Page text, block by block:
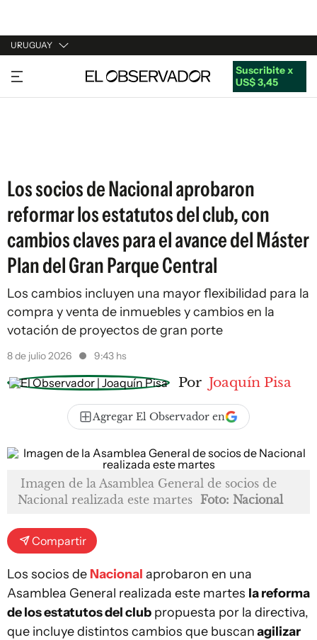
URUGUAY
URUGUAY
ARGENTINA
Suscribite x
US$ 3,45
Los socios de Nacional aprobaron
reformar los estatutos del club, con
cambios claves para el avance del Máster
Plan del Gran Parque Central
Los cambios incluyen una mayor flexibilidad para la
compra y venta de inmuebles y cambios en la
votación de proyectos de gran porte
8 de julio 2026 9:43 hs
Por Joaquín Pisa
Agregar El Observador en
Imagen de la Asamblea General de socios de
Nacional realizada este martes Foto: Nacional
Compartir
Los socios de Nacional aprobaron en una
Asamblea General realizada este martes la reforma
de los estatutos del club propuesta por la directiva,
que incluye distintos cambios que buscanagilizar